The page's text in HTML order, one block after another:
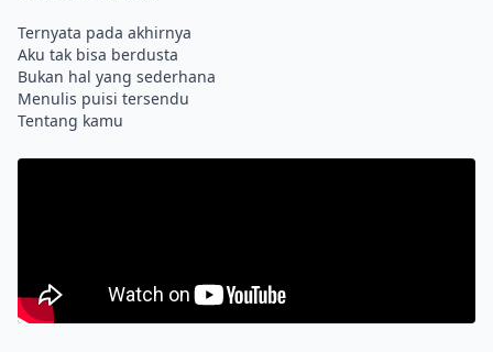
Ternyata pada akhirnya
Aku tak bisa berdusta
Bukan hal yang sederhana
Menulis puisi tersendu